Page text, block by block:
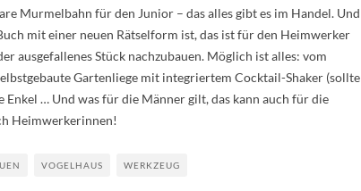
Murmelbahn für den Junior – das alles gibt es im Handel. Und
mit einer neuen Rätselform ist, das ist für den Heimwerker
ausgefallenes Stück nachzubauen. Möglich ist alles: vom
Gartenliege mit integriertem Cocktail-Shaker (sollte
… Und was für die Männer gilt, das kann auch für die
Heimwerkerinnen!
VOGELHAUS WERKZEUG